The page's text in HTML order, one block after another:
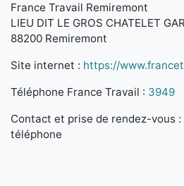
France Travail Remiremont
LIEU DIT LE GROS CHATELET
88200 Remiremont
Site internet : https://
Téléphone France Travail : 3949
Contact et prise de rendez-vous
téléphone